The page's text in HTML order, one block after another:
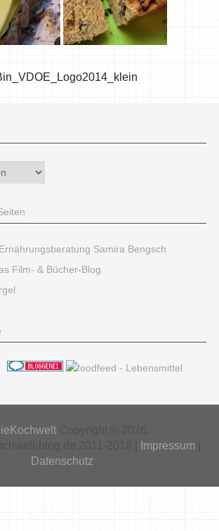
Samira Bengsch
Film- & Bücher-Blog
Copyright © 2026.
Impressum
Datenschutz